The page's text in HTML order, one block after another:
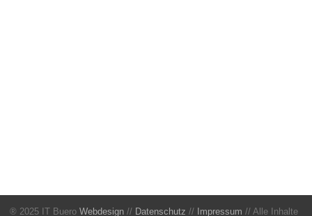
® 2025 IT Buero Webdesign // Datenschutz // Impressum // Alle Inhalte